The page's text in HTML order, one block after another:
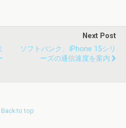
Next Post
ソフトバンク、iPhone 15シリ
ーズの通信速度を案内
Back to top